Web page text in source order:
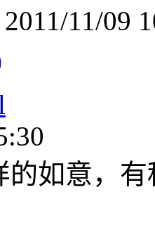
2011/11/09
的如意，